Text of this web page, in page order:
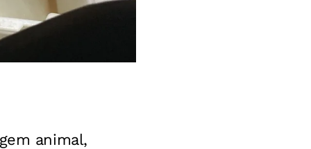
animal,